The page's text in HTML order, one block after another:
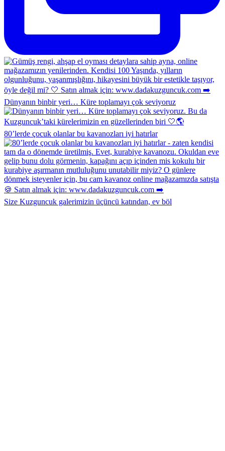
Dünyanın binbir yeri… Küre toplamayı çok seviyoruz
80’lerde çocuk olanlar bu kavanozları iyi hatırlar
Size Kuzguncuk galerimizin üçüncü katından, ev böl